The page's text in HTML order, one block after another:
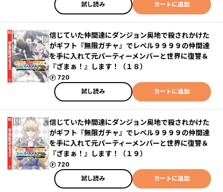
試し読み
カートに追加
信じていた仲間達にダンジョン奥地で殺されかけた
がギフト『無限ガチャ』でレベル９９９９の仲間達
を手に入れて元パーティーメンバーと世界に復讐＆
『ざまぁ！』します！（１８）
720
ポイント
試し読み
カートに追加
信じていた仲間達にダンジョン奥地で殺されかけた
がギフト『無限ガチャ』でレベル９９９９の仲間達
を手に入れて元パーティーメンバーと世界に復讐＆
『ざまぁ！』します！（１９）
720
ポイント
試し読み
カートに追加